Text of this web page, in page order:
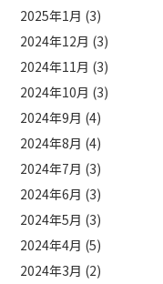
2025年1月 (3)
2024年12月 (3)
2024年11月 (3)
2024年10月 (3)
2024年9月 (4)
2024年8月 (4)
2024年7月 (3)
2024年6月 (3)
2024年5月 (3)
2024年4月 (5)
2024年3月 (2)